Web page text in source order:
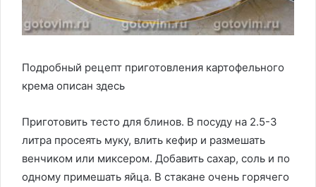
Подробный рецепт приготовления картофельного
крема описан здесь
Приготовить тесто для блинов. В посуду на 2.5-3
литра просеять муку, влить кефир и размешать
венчиком или миксером. Добавить сахар, соль и по
одному примешать яйца. В стакане очень горячего